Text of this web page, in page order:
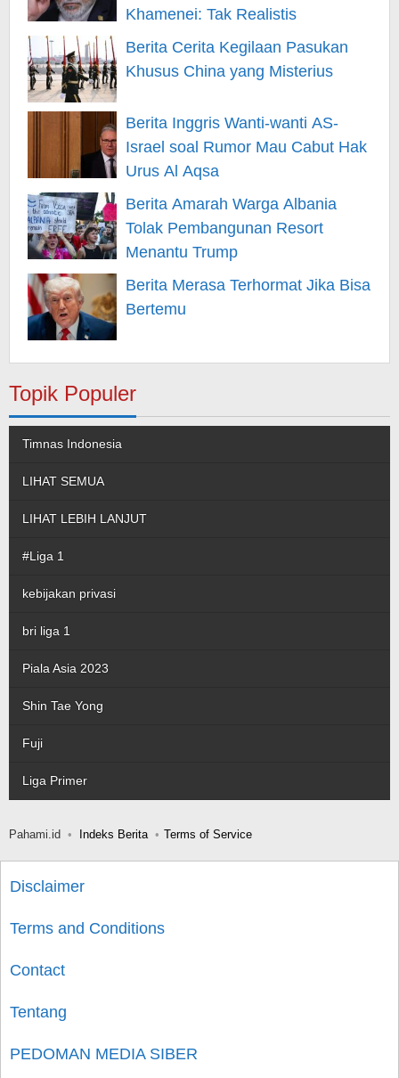
Khamenei: Tak Realistis
Berita Cerita Kegilaan Pasukan
Khusus China yang Misterius
Berita Inggris Wanti-wanti AS-
Israel soal Rumor Mau Cabut Hak
Urus Al Aqsa
Berita Amarah Warga Albania
Tolak Pembangunan Resort
Menantu Trump
Berita Merasa Terhormat Jika Bisa
Bertemu
Topik Populer
Timnas Indonesia
LIHAT SEMUA
LIHAT LEBIH LANJUT
#Liga 1
kebijakan privasi
bri liga 1
Piala Asia 2023
Shin Tae Yong
Fuji
Liga Primer
Pahami.id Indeks Berita Terms of Service
Disclaimer
Terms and Conditions
Contact
Tentang
PEDOMAN MEDIA SIBER